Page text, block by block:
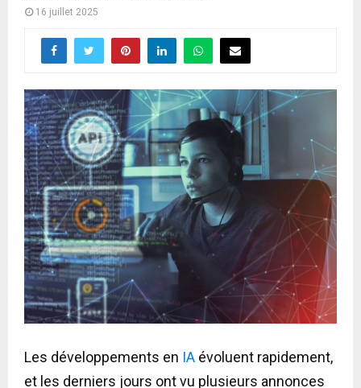
16 juillet 2025
Les développements en IA évoluent rapidement,
et les derniers jours ont vu plusieurs annonces